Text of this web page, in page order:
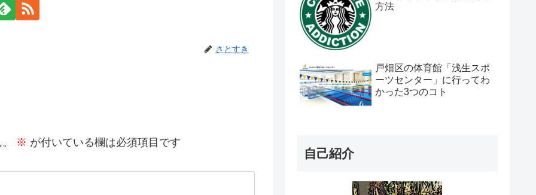
さとすき
※ が付いている欄は必須項目です
方法
戸畑区の体育館「浅生スポ
ーツセンター」に行ってわ
かった3つのコト
自己紹介